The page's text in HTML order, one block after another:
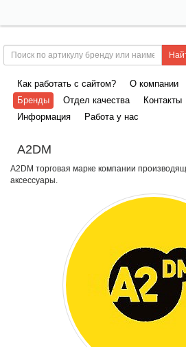
Как работать с сайтом?
О компании
Бренды
Отдел качества
Контакты
Информация
Работа у нас
A2DM
A2DM торговая марке компании
аксессуары.